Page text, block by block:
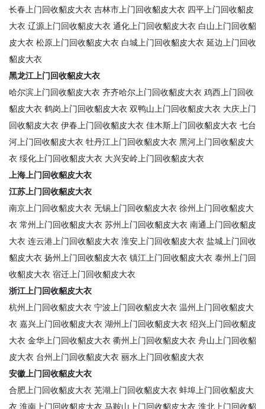
长春上门回收貂皮大衣 吉林市上门回收貂皮大衣 四平上门回收貂皮
大衣 辽源上门回收貂皮大衣 通化上门回收貂皮大衣 白山上门回收貂
皮大衣 松原上门回收貂皮大衣 白城上门回收貂皮大衣 延边上门回收
貂皮大衣
黑龙江上门回收貂皮大衣
哈尔滨上门回收貂皮大衣 齐齐哈尔上门回收貂皮大衣 鸡西上门回收
貂皮大衣 鹤岗上门回收貂皮大衣 双鸭山上门回收貂皮大衣 大庆上门
回收貂皮大衣 伊春上门回收貂皮大衣 佳木斯上门回收貂皮大衣 七台
河上门回收貂皮大衣 牡丹江上门回收貂皮大衣 黑河上门回收貂皮大
衣 绥化上门回收貂皮大衣 大兴安岭上门回收貂皮大衣
上海上门回收貂皮大衣
江苏上门回收貂皮大衣
南京上门回收貂皮大衣 无锡上门回收貂皮大衣 徐州上门回收貂皮大
衣 常州上门回收貂皮大衣 苏州上门回收貂皮大衣 南通上门回收貂皮
大衣 连云港上门回收貂皮大衣 淮安上门回收貂皮大衣 盐城上门回收
貂皮大衣 扬州上门回收貂皮大衣 镇江上门回收貂皮大衣 泰州上门回
收貂皮大衣 宿迁上门回收貂皮大衣
浙江上门回收貂皮大衣
杭州上门回收貂皮大衣 宁波上门回收貂皮大衣 温州上门回收貂皮大
衣 嘉兴上门回收貂皮大衣 湖州上门回收貂皮大衣 绍兴上门回收貂皮
大衣 金华上门回收貂皮大衣 衢州上门回收貂皮大衣 舟山上门回收貂
皮大衣 台州上门回收貂皮大衣 丽水上门回收貂皮大衣
安徽上门回收貂皮大衣
合肥上门回收貂皮大衣 芜湖上门回收貂皮大衣 蚌埠上门回收貂皮大
衣 淮南上门回收貂皮大衣 马鞍山上门回收貂皮大衣 淮北上门回收貂